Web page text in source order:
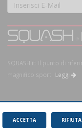
SQUASH.it: Il punto di
magnifico sport.
Leggi
RIFIUTA
ACCETTA